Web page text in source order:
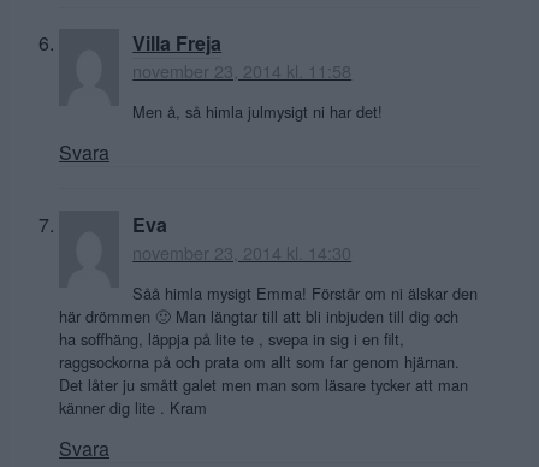
Villa Freja
november 23, 2014 kl. 11:58
Men å, så himla julmysigt ni har det!
Svara
Eva
november 23, 2014 kl. 14:30
Såå himla mysigt Emma! Förstår om ni älskar den
här drömmen 🙂 Man längtar till att bli inbjuden till dig och
ha soffhäng, läppja på lite te , svepa in sig i en filt,
raggsockorna på och prata om allt som far genom hjärnan.
Det låter ju smått galet men man som läsare tycker att man
känner dig lite . Kram
Svara